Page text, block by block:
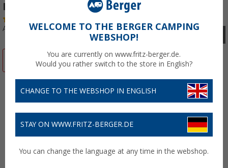
Funktionsshirt
Art.-Nr.: 109129XXXL
WELCOME TO THE BERGER CAMPING
WEBSHOP!
You are currently on www.fritz-berger.de.
Would you rather switch to the store in English?
CHANGE TO THE WEBSHOP IN ENGLISH
STAY ON WWW.FRITZ-BERGER.DE
You can change the language at any time in the webshop.